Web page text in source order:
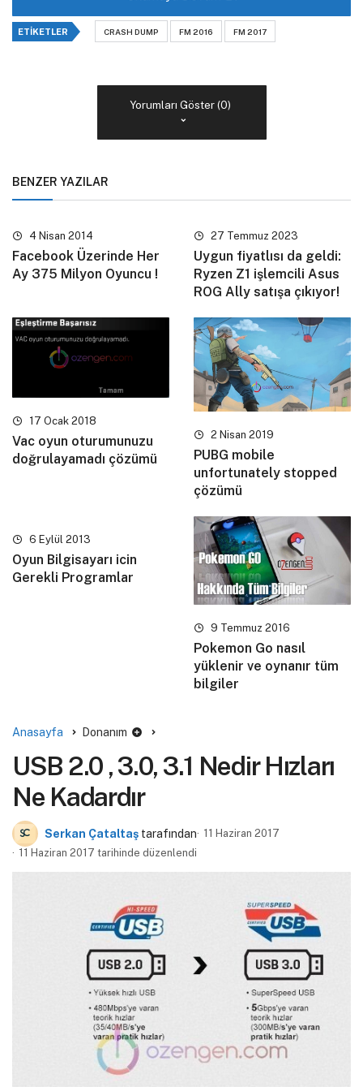
ETIKETLER CRASH DUMP FM 2016 FM 2017
Yorumları Göster (0)
BENZER YAZILAR
4 Nisan 2014
Facebook Üzerinde Her
Ay 375 Milyon Oyuncu !
27 Temmuz 2023
Uygun fiyatlısı da geldi:
Ryzen Z1 işlemcili Asus
ROG Ally satışa çıkıyor!
17 Ocak 2018
Vac oyun oturumunuzu
doğrulayamadı çözümü
2 Nisan 2019
PUBG mobile
unfortunately stopped
çözümü
6 Eylül 2013
Oyun Bilgisayarı icin
Gerekli Programlar
9 Temmuz 2016
Pokemon Go nasıl
yüklenir ve oynanır tüm
bilgiler
Anasayfa Donanım
USB 2.0 , 3.0, 3.1 Nedir Hızları
Ne Kadardır
Serkan Çataltaş tarafından
11 Haziran 2017
11 Haziran 2017 tarihinde düzenlendi